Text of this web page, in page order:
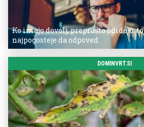
Ko imajo dovolj, preprosto odidejo:
najpogosteje da odpoved
DOMINVRT.SI